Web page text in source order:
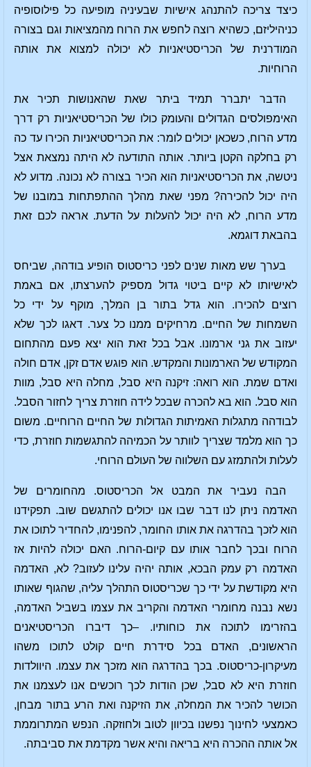
כיצד צריכה להתנהג אישיות שבעיניה מופיעה כל פילוסופיה
כניהיליזם, כשהיא רוצה לחפש את הרוח מהמציאות וגם בצורה
המודרנית של הכריסטיאניות לא יכולה למצוא את אותה
הרוחיות.
הדבר יתברר תמיד ביתר שאת שהאנושות תכיר את
האימפולסים הגדולים והעומק כולו של הכריסטיאניות רק דרך
מדע הרוח, כשכאן יכולים לומר: את הכריסטיאניות הכירו עד כה
רק בחלקה הקטן ביותר. אותה התודעה לא היתה נמצאת אצל
ניטשה, את הכריסטיאניות הוא הכיר בצורה לא נכונה. מדוע לא
היה יכול להכירה? מפני שאת מהלך ההתפתחות במובנו של
מדע הרוח, לא היה יכול להעלות על הדעת. אראה לכם זאת
בהבאת דוגמא.
בערך שש מאות שנים לפני כריסטוס הופיע בודהה, שביחס
לאישיותו לא קיים ביטוי גדול מספיק להערצתו, אם באמת
רוצים להכירו. הוא גדל בתור בן המלך, מוקף על ידי כל
השמחות של החיים. מרחיקים ממנו כל צער. דאגו לכך שלא
יעזוב את גני ארמונו. אבל בכל זאת הוא יצא פעם מהתחום
המקודש של הארמונות והמקדש. הוא פוגש אדם זקן, אדם חולה
ואדם שמת. הוא רואה: זיקנה היא סבל, מחלה היא סבל, מוות
הוא סבל. הוא בא להכרה שבכל לידה חוזרת צריך לחזור הסבל.
לבודהה מתגלות האמיתות הגדולות של החיים הרוחיים. משום
כך הוא מלמד שצריך לוותר על הכמיהה להתגשמות חוזרת, כדי
לעלות ולהתמזג עם השלווה של העולם הרוחי.
הבה נעביר את המבט אל הכריסטוס. מהחומרים של
האדמה ניתן לנו דבר שבו אנו יכולים להתגשם שוב. תפקידנו
הוא לזכך בהדרגה את אותו החומר, להפנימו, להחדיר לתוכו את
הרוח ובכך לחבר אותו עם קיום-הרוח. האם יכולה להיות אז
האדמה רק עמק הבכא, אותה יהיה עלינו לעזוב? לא, האדמה
היא מקודשת על ידי כך שכריסטוס התהלך עליה, שהגוף שאותו
נשא נבנה מחומרי האדמה והקריב את עצמו בשביל האדמה,
בהזרימו לתוכה את כוחותיו. –כך דיברו הכריסטיאנים
הראשונים, האדם בכל סידרת חיים קולט לתוכו משהו
מעיקרון-כריסטוס. בכך בהדרגה הוא מזכך את עצמו. היוולדות
חוזרת היא לא סבל, שכן הודות לכך רוכשים אנו לעצמנו את
הכושר להכיר את המחלה, את הזיקנה ואת הרע בתור מבחן,
כאמצעי לחינוך נפשנו בכיוון לטוב ולחוזקה. הנפש המתרוממת
אל אותה ההכרה היא בריאה והיא אשר מקדמת את סביבתה.